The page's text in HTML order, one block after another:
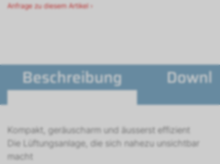
Anfrage zu diesem Artikel ›
Beschreibung
Kompakt, geräuscharm und äusserst effizient
Die Lüftungsanlage, die sich nahezu unsichtbar
macht